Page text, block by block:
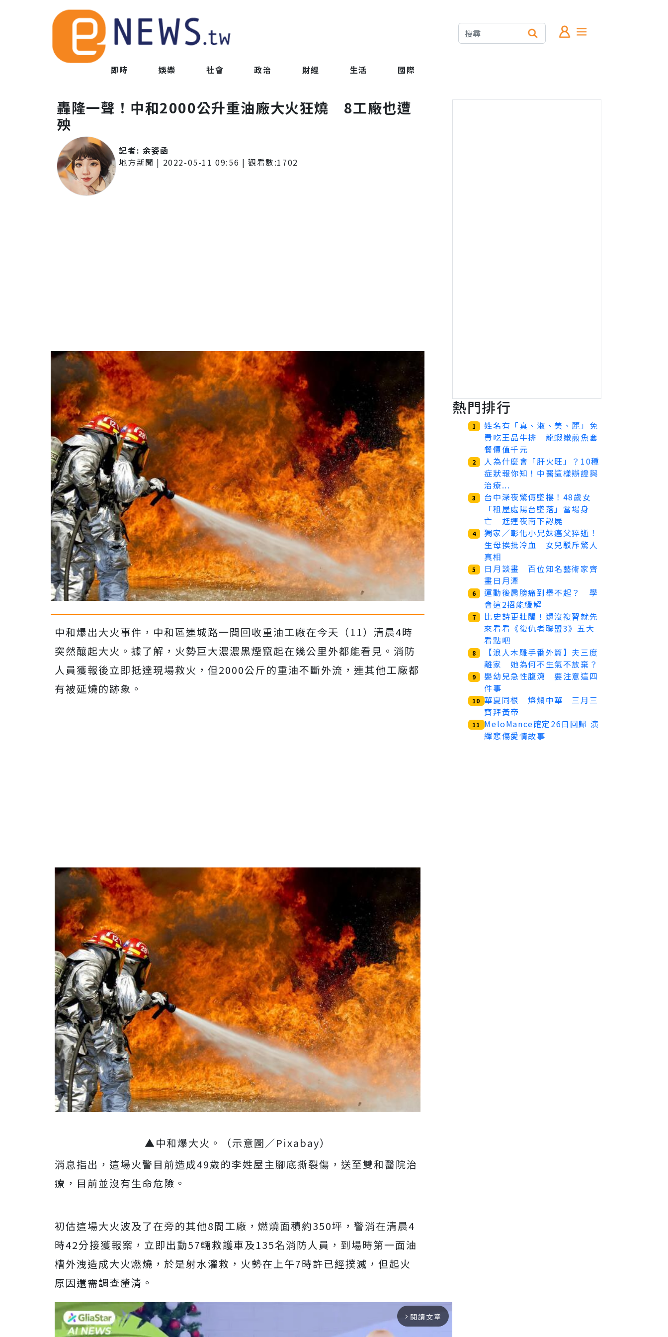
即時 娛樂 社會 政治 財經 生活 國際
轟隆一聲！中和2000公升重油廠大火狂燒 8工廠也遭
殃
記者: 余姿函
地方新聞 | 2022-05-11 09:56 | 觀看數:1702
中和爆出大火事件，中和區連城路一間回收重油工廠在今天（11）清晨4時
突然釀起大火。據了解，火勢巨大濃濃黑煙竄起在幾公里外都能看見。消防
人員獲報後立即抵達現場救火，但2000公斤的重油不斷外流，連其他工廠都
有被延燒的跡象。
▲中和爆大火。（示意圖／Pixabay）
消息指出，這場火警目前造成49歲的李姓屋主腳底撕裂傷，送至雙和醫院治
療，目前並沒有生命危險。
初估這場大火波及了在旁的其他8間工廠，燃燒面積約350坪，警消在清晨4
時42分接獲報案，立即出動57輛救護車及135名消防人員，到場時第一面油
槽外洩造成大火燃燒，於是射水灌救，火勢在上午7時許已經撲滅，但起火
原因還需調查釐清。
arrow_forward_ios 閱讀文章
熱門排行
1
姓名有「真、淑、美、麗」免
費吃王品牛排 龍蝦嫩煎魚套
餐價值千元
2
人為什麼會「肝火旺」？10種
症狀報你知！中醫這樣辯證與
治療...
3
台中深夜驚傳墜樓！48歲女
「租屋處陽台墜落」當場身
亡 尪連夜南下認屍
4
獨家／彰化小兄妹癌父猝逝！
生母挨批冷血 女兒駁斥驚人
真相
5
日月談畫 百位知名藝術家齊
畫日月潭
6
運動後肩膀痛到舉不起？ 學
會這2招能緩解
7
比史詩更壯闊！還沒複習就先
來看看《復仇者聯盟3》五大
看點吧
8
【浪人木雕手番外篇】夫三度
離家 她為何不生氣不放棄？
9
嬰幼兒急性腹瀉 要注意這四
件事
10 華夏同根 燦爛中華 三月三
齊拜黃帝
11
MeloMance確定26日回歸 演
繹悲傷愛情故事